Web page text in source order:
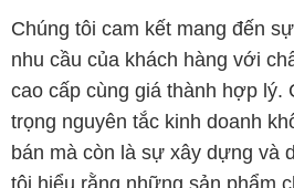
Chúng tôi cam kết mang đến
nhu cầu của khách hàng với
cao cấp cùng giá thành hợp lý.
trọng nguyên tắc kinh doanh
bán mà còn là sự xây dựng và